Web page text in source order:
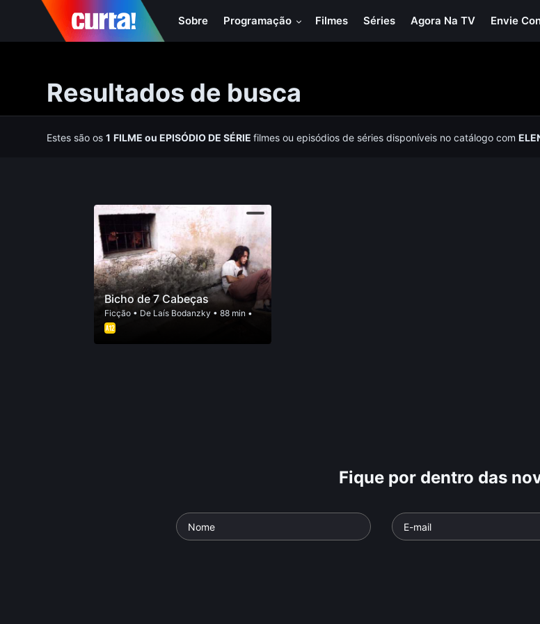
Sobre Programação Filmes Séries Agora Na TV Envie
Resultados de busca
Estes são os1 FILMEou EPISÓDIO DE SÉRIEfilmes ou episódios de séries disponíveis no catálogo com
Bicho de 7 Cabeças
Ficção• De Laí­s Bodanzky • 88 min •
Fique por dentro das